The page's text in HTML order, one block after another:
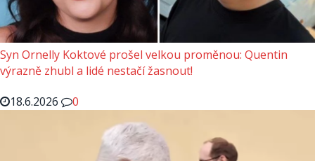
Syn Ornelly Koktové prošel velkou proměnou: Quentin
výrazně zhubl a lidé nestačí žasnout!
18.6.2026
0